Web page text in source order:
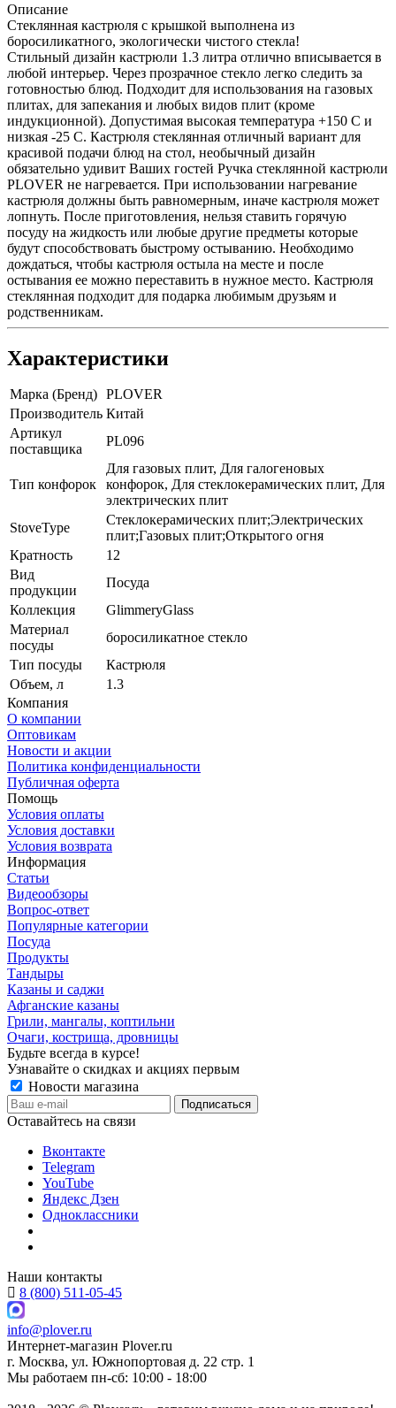
Описание
Стеклянная кастрюля с крышкой выполнена из
боросиликатного, экологически чистого стекла!
Стильный дизайн кастрюли 1.3 литра отлично вписывается в
любой интерьер. Через прозрачное стекло легко следить за
готовностью блюд. Подходит для использования на газовых
плитах, для запекания и любых видов плит (кроме
индукционной). Допустимая высокая температура +150 С и
низкая -25 С. Кастрюля стеклянная отличный вариант для
красивой подачи блюд на стол, необычный дизайн
обязательно удивит Ваших гостей Ручка стеклянной кастрюли
PLOVER не нагревается. При использовании нагревание
кастрюля должны быть равномерным, иначе кастрюля может
лопнуть. После приготовления, нельзя ставить горячую
посуду на жидкость или любые другие предметы которые
будут способствовать быстрому остыванию. Необходимо
дождаться, чтобы кастрюля остыла на месте и после
остывания ее можно переставить в нужное место. Кастрюля
стеклянная подходит для подарка любимым друзьям и
родственникам.
Характеристики
Марка (Бренд) PLOVER
Производитель Китай
Артикул
поставщика
PL096
Тип конфорок
Для газовых плит, Для галогеновых
конфорок, Для стеклокерамических плит, Для
электрических плит
StoveType
Стеклокерамических плит;Электрических
плит;Газовых плит;Открытого огня
Кратность
12
Вид
продукции
Посуда
Коллекция
GlimmeryGlass
Материал
посуды
боросиликатное стекло
Тип посуды
Кастрюля
Объем, л
1.3
Компания
О компании
Оптовикам
Новости и акции
Политика конфиденциальности
Публичная оферта
Помощь
Условия оплаты
Условия доставки
Условия возврата
Информация
Статьи
Видеообзоры
Вопрос-ответ
Популярные категории
Посуда
Продукты
Тандыры
Казаны и саджи
Афганские казаны
Грили, мангалы, коптильни
Очаги, кострища, дровницы
Будьте всегда в курсе!
Узнавайте о скидках и акциях первым
Новости магазина
Оставайтесь на связи
Вконтакте
Telegram
YouTube
Яндекс Дзен
Одноклассники
Наши контакты
8 (800) 511-05-45
info@plover.ru
Интернет-магазин Plover.ru
г. Москва, ул. Южнопортовая д. 22 стр. 1
Мы работаем пн-сб: 10:00 - 18:00